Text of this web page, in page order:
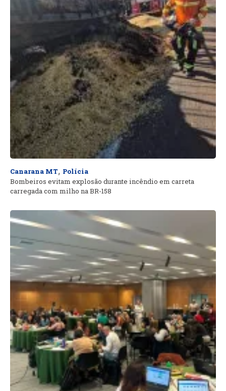
Canarana MT, Polícia
Bombeiros evitam explosão durante incêndio em carreta
carregada com milho na BR-158